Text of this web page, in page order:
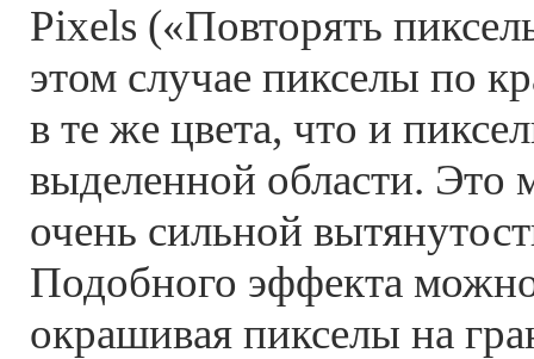
Pixels («Повторять
этом случае пикселы по
в те же цвета, что и
выделенной области. Это
очень сильной
Подобного эффекта
окрашивая пикселы на